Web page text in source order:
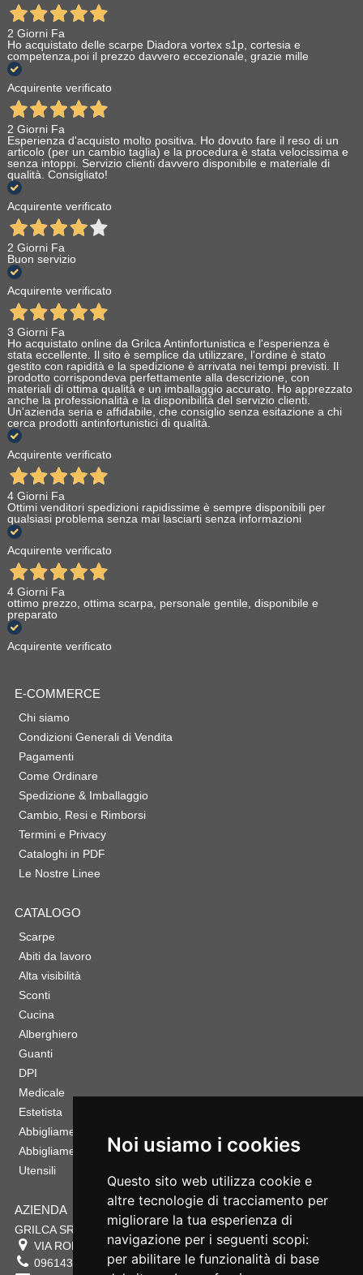
Noi usiamo i cookies
Questo sito web utilizza cookie e
altre tecnologie di tracciamento per
migliorare la tua esperienza di
navigazione per i seguenti scopi:
per abilitare le funzionalità di base
2 Giorni Fa
Ho acquistato delle scarpe Diadora vortex s1p, cortesia e
competenza,poi il prezzo davvero eccezionale, grazie mille
Acquirente verificato
2 Giorni Fa
Esperienza d'acquisto molto positiva. Ho dovuto fare il reso di un
articolo (per un cambio taglia) e la procedura è stata velocissima e
senza intoppi. Servizio clienti davvero disponibile e materiale di
qualità. Consigliato!
Acquirente verificato
2 Giorni Fa
Buon servizio
Acquirente verificato
3 Giorni Fa
Ho acquistato online da Grilca Antinfortunistica e l'esperienza è
stata eccellente. Il sito è semplice da utilizzare, l'ordine è stato
gestito con rapidità e la spedizione è arrivata nei tempi previsti. Il
prodotto corrispondeva perfettamente alla descrizione, con
materiali di ottima qualità e un imballaggio accurato. Ho apprezzato
anche la professionalità e la disponibilità del servizio clienti.
Un'azienda seria e affidabile, che consiglio senza esitazione a chi
cerca prodotti antinfortunistici di qualità.
Acquirente verificato
4 Giorni Fa
Ottimi venditori spedizioni rapidissime è sempre disponibili per
qualsiasi problema senza mai lasciarti senza informazioni
Acquirente verificato
4 Giorni Fa
ottimo prezzo, ottima scarpa, personale gentile, disponibile e
preparato
Acquirente verificato
E-COMMERCE
Chi siamo
Condizioni Generali di Vendita
Pagamenti
Come Ordinare
Spedizione & Imballaggio
Cambio, Resi e Rimborsi
Termini e Privacy
Cataloghi in PDF
Le Nostre Linee
CATALOGO
Scarpe
Abiti da lavoro
Alta visibilità
Sconti
Cucina
Alberghiero
Guanti
DPI
Medicale
Estetista
Abbigliamento Sportivo
Abbigliamento Bambino
Utensili
AZIENDA
GRILCA SRL
VIA ROMA 180 88054 SERSALE CZ
0961432177